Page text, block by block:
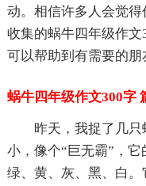
动。相信许多人会觉
收集的蜗牛四年级作
可以帮助到有需要的朋
蜗牛四年级作文300字
昨天，我捉了几
小，像个“巨无霸”，它
绿、黄、灰、黑、白。